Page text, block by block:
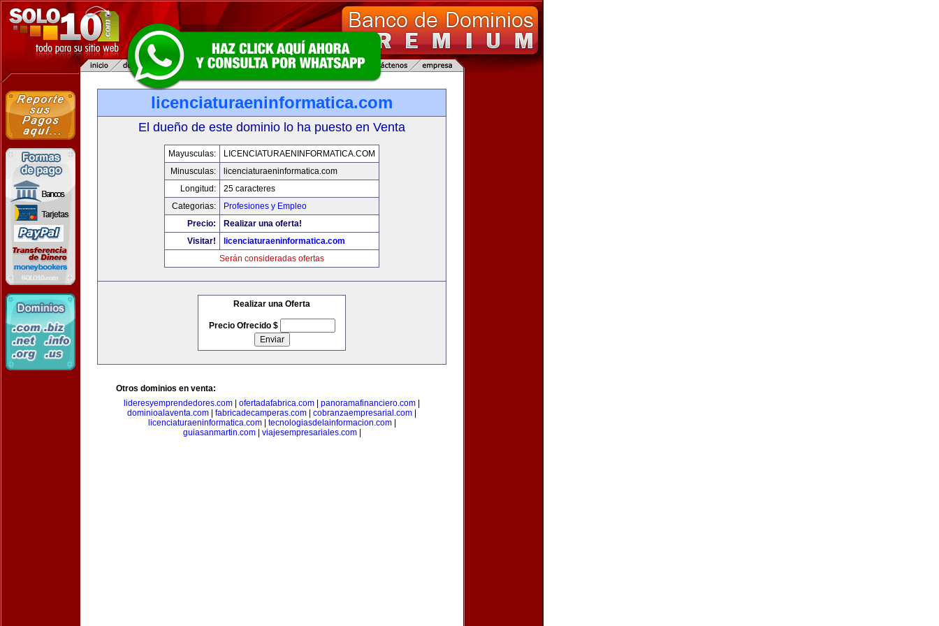
licenciaturaeninformatica.com
El dueño de este dominio lo ha puesto en Venta
Mayusculas:
LICENCIATURAENINFORMATICA.COM
Minusculas:
licenciaturaeninformatica.com
Longitud:
25 caracteres
Categorias:
Profesiones y Empleo
Precio:
Realizar una oferta!
Visitar!
licenciaturaeninformatica.com
Serán consideradas ofertas
Realizar una Oferta
Precio Ofrecido $
Otros dominios en venta:
lideresyemprendedores.com
ofertadafabrica.com panoramafinanciero.com
dominioalaventa.com
fabricadecamperas.com cobranzaempresarial.com
licenciaturaeninformatica.com| tecnologiasdelainformacion.com|
guiasanmartin.com| viajesempresariales.com|